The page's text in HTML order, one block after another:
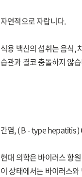
자연적으로 자랍니다.
식용 백신의 섭취는 음식,
습관과 결코 충돌하지 않
간염, ( B - type hepatitis )
현대 의학은 바이러스 항
이 상태에서는 바이러스